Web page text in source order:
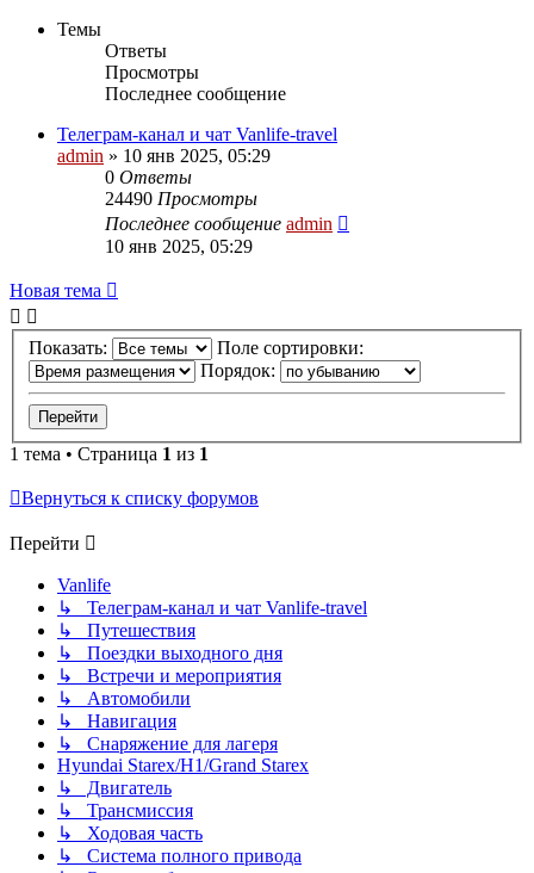
Темы
Ответы
Просмотры
Последнее сообщение
Телеграм-канал и чат Vanlife-travel
admin » 10 янв 2025, 05:29
0 Ответы
24490 Просмотры
Последнее сообщение admin
10 янв 2025, 05:29
Новая тема
Показать:
Поле сортировки:
Порядок:
1 тема • Страница 1 из 1
Вернуться к списку форумов
Перейти
Vanlife
↳ Телеграм-канал и чат Vanlife-travel
↳ Путешествия
↳ Поездки выходного дня
↳ Встречи и мероприятия
↳ Автомобили
↳ Навигация
↳ Снаряжение для лагеря
Hyundai Starex/H1/Grand Starex
↳ Двигатель
↳ Трансмиссия
↳ Ходовая часть
↳ Система полного привода